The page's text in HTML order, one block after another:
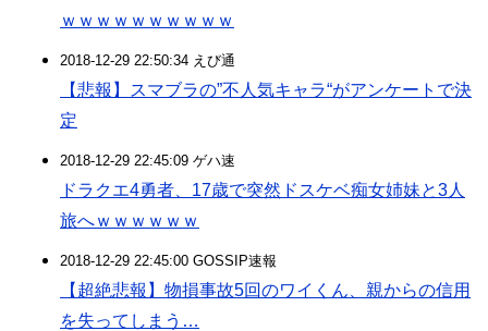
ｗｗｗｗｗｗｗｗｗｗ
2018-12-29 22:50:34 えび通
【悲報】スマブラの”不人気キャラ“がアンケートで決
定
2018-12-29 22:45:09 ゲハ速
ドラクエ4勇者、17歳で突然ドスケベ痴女姉妹と3人
旅へｗｗｗｗｗｗ
2018-12-29 22:45:00 GOSSIP速報
【超絶悲報】物損事故5回のワイくん、親からの信用
を失ってしまう…